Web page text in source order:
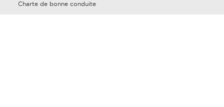
Charte de bonne conduite